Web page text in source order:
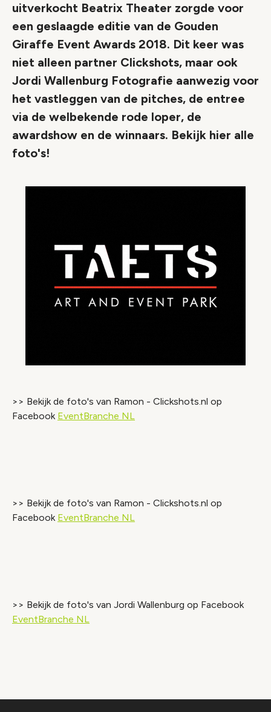
uitverkocht Beatrix Theater zorgde voor
een geslaagde editie van de Gouden
Giraffe Event Awards 2018. Dit keer was
niet alleen partner Clickshots, maar ook
Jordi Wallenburg Fotografie aanwezig voor
het vastleggen van de pitches, de entree
via de welbekende rode loper, de
awardshow en de winnaars. Bekijk hier alle
foto's!
>> Bekijk de foto's van Ramon - Clickshots.nl op
Facebook EventBranche NL
Wijzig cookie instellingen
>> Bekijk de foto's van Ramon - Clickshots.nl op
Facebook EventBranche NL
Wijzig cookie instellingen
>> Bekijk de foto's van Jordi Wallenburg op Facebook
EventBranche NL